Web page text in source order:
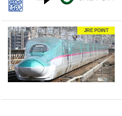
JRE POINT